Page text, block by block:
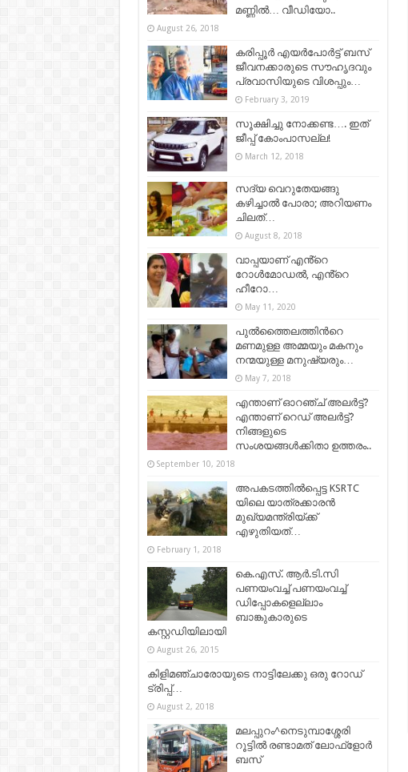
മണ്ണിൽ… വീഡിയോ..
August 26, 2018
കരിപ്പൂർ എയർപോർട്ട് ബസ്
ജീവനക്കാരുടെ സൗഹൃദവും
പ്രവാസിയുടെ വിശപ്പും…
February 3, 2019
സൂക്ഷിച്ചു നോക്കണ്ട…. ഇത്
ജീപ്പ് കോംപാസല്ല!
March 12, 2018
സദ്യ വെറുതേയങ്ങു
കഴിച്ചാൽ പോരാ; അറിയണം
ചിലത്…
August 8, 2018
വാപ്പയാണ് എൻ്റെ
റോൾമോഡൽ, എൻ്റെ
ഹീറോ…
May 11, 2020
പുല്‍ത്തൈലത്തിന്‍റെ
മണമുള്ള അമ്മയും മകനും
നന്മയുള്ള മനുഷ്യരും…
May 7, 2018
എന്താണ് ഓറഞ്ച് അലർട്ട്?
എന്താണ് റെഡ് അലർട്ട്?
നിങ്ങളുടെ
സംശയങ്ങൾക്കിതാ ഉത്തരം..
September 10, 2018
അപകടത്തില്‍പ്പെട്ട KSRTC
യിലെ യാത്രക്കാരന്‍
മുഖ്യമന്ത്രിയ്ക്ക്
എഴുതിയത്…
February 1, 2018
കെ.എസ്. ആർ.ടി.സി
പണയംവച്ച് പണയംവച്ച്
ഡിപ്പോകളെല്ലാം
ബാങ്കുകാരുടെ
കസ്റ്റഡിയിലായി
August 26, 2015
കിളിമഞ്ചാരോയുടെ നാട്ടിലേക്കു ഒരു റോഡ്
ട്രിപ്പ്…
August 2, 2018
മലപ്പുറം^നെടുമ്പാശ്ശേരി
റൂട്ടില്‍ രണ്ടാമത് ലോഫ്ളോര്‍
ബസ്